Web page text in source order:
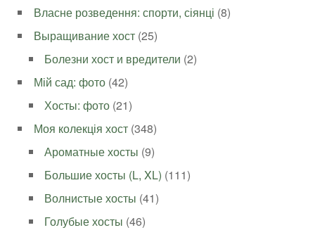
Власне розведення: спорти, сіянці (8)
Выращивание хост (25)
Болезни хост и вредители (2)
Мій сад: фото (42)
Хосты: фото (21)
Моя колекція хост (348)
Ароматные хосты (9)
Большие хосты (L, XL) (111)
Волнистые хосты (41)
Голубые хосты (46)